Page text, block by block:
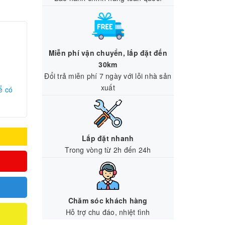
có
Miễn phí vận chuyển, lắp đặt đến
30km
Đổi trả miễn phí 7 ngày với lỗi nhà sản
xuất
Lắp đặt nhanh
Trong vòng từ 2h đến 24h
Chăm sóc khách hàng
Hỗ trợ chu đáo, nhiệt tình